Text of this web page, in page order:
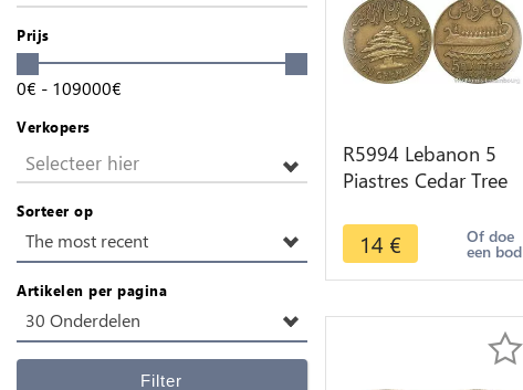
Prijs
0€ - 109000€
Verkopers
Selecteer hier
Sorteer op
The most recent
Artikelen per pagina
30 Onderdelen
Filter
R5994 Lebanon 5
Piastres Cedar Tree
offer
14 € Of doe
een bod